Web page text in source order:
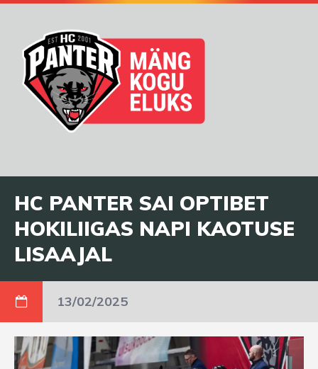
HC PANTER SAI OPTIBET
HOKILIIGAS NAPI KAOTUSE
LISAAJAL
13/02/2025